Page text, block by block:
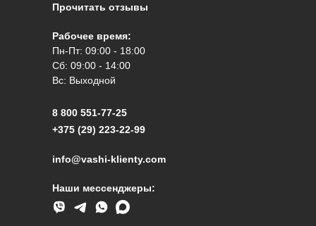
Прочитать отзывы
8 800 551-77-25
+375 (29) 223-22-99
info@vashi-klienty.com
Рабочее время:
Пн-Пт: 09:00 - 18:00
Сб: 09:00 - 14:00
Вс: Выходной
Наши мессенджеры: